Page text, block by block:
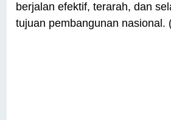
berjalan efektif, terarah, dan
tujuan pembangunan nasional.